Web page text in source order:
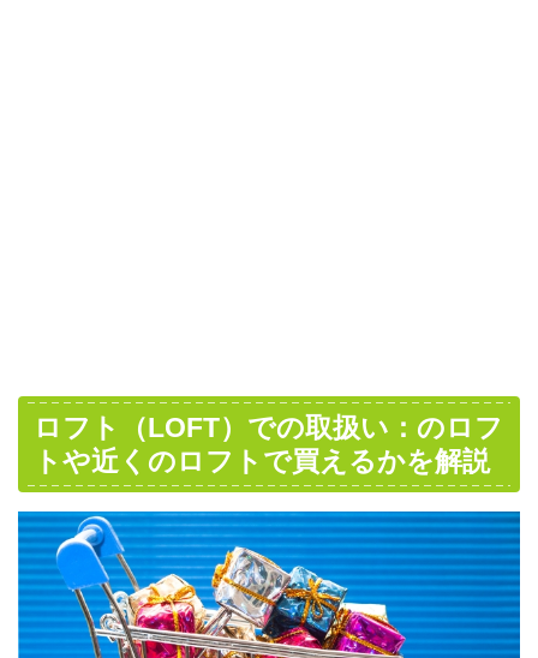
ロフト（LOFT）での取扱い：のロフ
トや近くのロフトで買えるかを解説